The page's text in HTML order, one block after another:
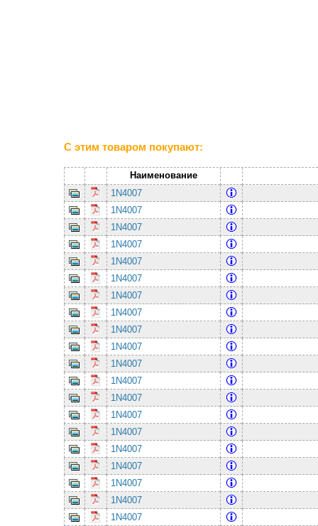
С этим товаром покупают:
Наименование
1N4007
1N4007
1N4007
1N4007
1N4007
1N4007
1N4007
1N4007
1N4007
1N4007
1N4007
1N4007
1N4007
1N4007
1N4007
1N4007
1N4007
1N4007
1N4007
1N4007